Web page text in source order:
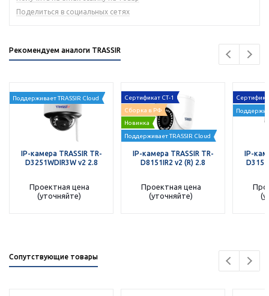
Поделиться в социальных сетях
Рекомендуем аналоги TRASSIR
Поддерживает TRASSIR Cloud
IP-камера TRASSIR TR-
D3251WDIR3W v2 2.8
Проектная цена
(уточняйте)
Сертификат СТ-1
Сборка в РФ
Новинка
Поддерживает TRASSIR Cloud
IP-камера TRASSIR TR-
D8151IR2 v2 (R) 2.8
Проектная цена
(уточняйте)
IP-
Сопутствующие товары